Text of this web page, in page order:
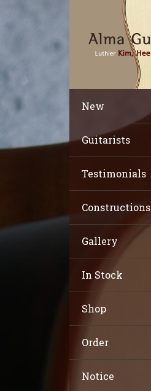
New
Guitarists
Testimonials
Constructions
Gallery
In Stock
Shop
Order
Notice